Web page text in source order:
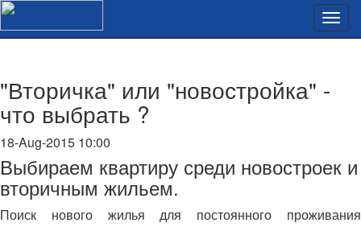
"Вторичка" или "новостройка" -
что выбрать ?
18-Aug-2015 10:00
Выбираем квартиру среди новостроек и
вторичным жильем.
Поиск нового жилья для постоянного проживания